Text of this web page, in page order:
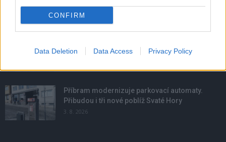
CONFIRM
Data Deletion Data Access Privacy Policy
podmínky. Horší voda je jen...
Příbram modernizuje parkovací automaty.
Přibudou i tři nové poblíž Svaté Hory
3. 8. 2026